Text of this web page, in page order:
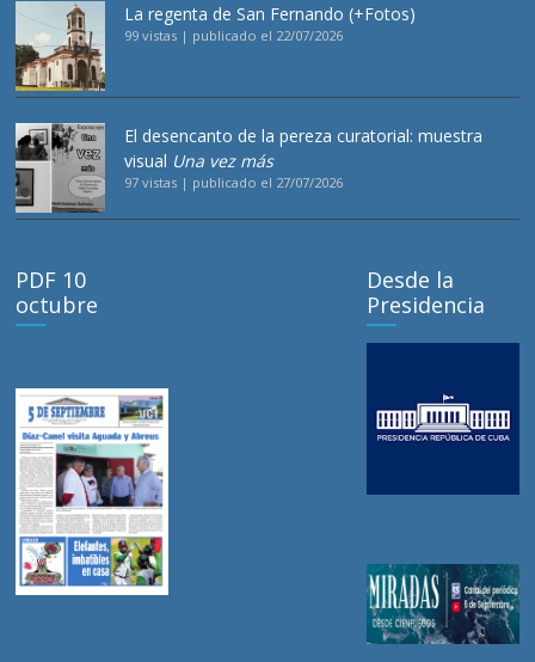
La regenta de San Fernando (+Fotos)
99 vistas | publicado el 22/07/2026
El desencanto de la pereza curatorial: muestra
visual Una vez más
97 vistas | publicado el 27/07/2026
PDF 10
octubre
Desde la
Presidencia